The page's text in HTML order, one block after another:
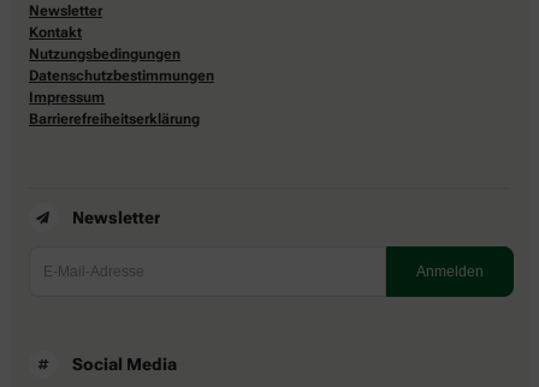
Newsletter
Kontakt
Nutzungsbedingungen
Datenschutzbestimmungen
Impressum
Barrierefreiheitserklärung
Newsletter
Social Media